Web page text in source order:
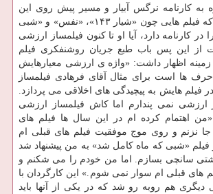
به کارنامه نرگس آبیار و مسیر پیش روی این
فیلمساز داشت. او که فیلم هایی چون «شیار ۱۴۳»، «نفس» و «شبی
کارنامه دارد، آیا او تا کنون فیلمساز ارزشی
از این پس باب طبع جریان روشنفکری فیلم
زمینه اظهار داشت: «واژه ی ارزشی معیارهایش
حرف ها است برای مثال آقای فرهادی فیلمساز
هایش به پیچیدگی های اخلاقی می پردازد.
ارزشی نمی پندارم اما کاش فیلمساز ارزشی
اهتمام کرده ام در این سال ها فیلم های
جا نزنم و روی موج موفقیت فیلم های قبلی ام
«شبی که ماه کامل شد» به من پیشنهاد شد
سانچی بسازم. اما من خودم را می شکنم و
های قبلی ام سوار نمی شوم.» این کارگردان با
هم روبه رو شد که در یکی از آنها باید